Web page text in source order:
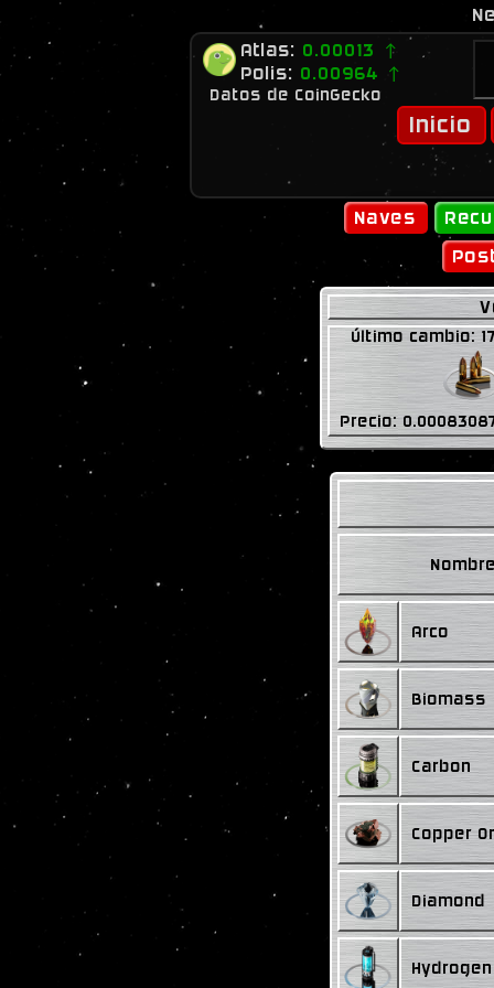
Bit2me- Cambia tu
Atlas: 0.00013 ↑
Polis: 0.00964 ↑
Datos de CoinGecko
Inicio
Naves
Último cambio:
Precio:
Arco
Biomass
Carbon
Copper
Diamond
Hydrogen